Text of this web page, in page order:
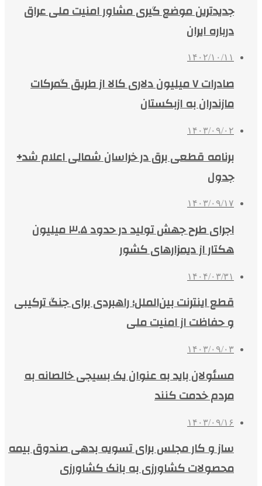
جدیدترین موضع گیری مشاور امنیت ملی عراق
درباره ایران
۱۴۰۲/۱۰/۱۱
صادرات ۷ میلیون دلاری کالا از طریق گمرکات
مازندران به ازبکستان
۱۴۰۳/۰۹/۰۲
برنامه قطعی برق در خراسان شمالی اعلام شد+
جدول
۱۴۰۳/۰۹/۱۷
اجرای طرح جهش تولید در حدود ۳.۵ میلیون
هکتار از دیمزارهای کشور
۱۴۰۴/۰۳/۳۱
قطع اینترنت بین‌الملل؛ راهبردی برای جنگ ترکیبی
و حفاظت از امنیت ملی
۱۴۰۳/۰۹/۰۳
مسئولان باید به عنوان یک بسیجی خالصانه به
مردم خدمت کنند
۱۴۰۳/۰۹/۱۶
ساز و کار مجلس برای تسویه بدهی صندوق بیمه
محصولات کشاورزی به بانک کشاورزی